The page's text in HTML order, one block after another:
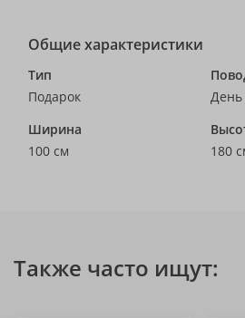
Общие характеристики
Тип
Подарок
День
Ширина
100 см
180
Также часто ищут: